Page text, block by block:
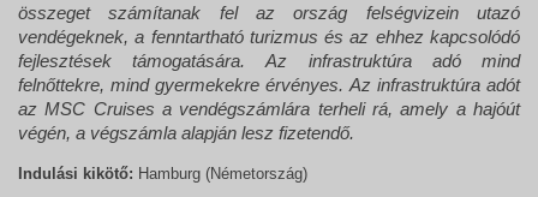
összeget számítanak fel az ország felségvizein utazó
vendégeknek, a fenntartható turizmus és az ehhez kapcsolódó
fejlesztések támogatására. Az infrastruktúra adó mind
felnőttekre, mind gyermekekre érvényes. Az infrastruktúra adót
az MSC Cruises a vendégszámlára terheli rá, amely a hajóút
végén, a végszámla alapján lesz fizetendő.
Indulási kikötő: Hamburg (Németország)